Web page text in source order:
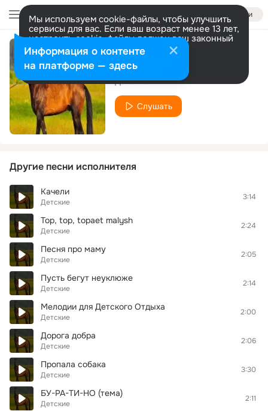
Войти
Мы используем cookie-файлы, чтобы улучшить
сервисы для вас. Если ваш возраст менее 13 лет,
настроить cookie-файлы должен ваш законный
представитель. Больше информации
Разрешить все Настроить
Баю Баюшки Баю
Детские
Слушать
Другие песни исполнителя
Качели
Детские
3:14
Top, top, topaet malysh
Детские
2:24
Песня про маму
Детские
2:05
Пусть бегут неуклюже
Детские
2:14
Мелодии для Детского Отдыха
Детские
2:00
Дорога добра
Детские
2:06
Пропала собака
Детские
3:30
БУ-РА-ТИ-НО (тема)
Детские
2:11
Информация о контенте
на платформе — здесь